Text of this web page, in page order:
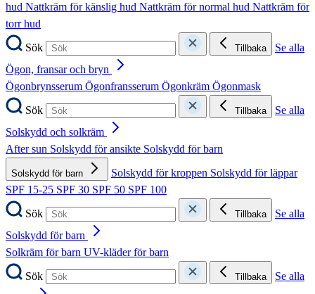
hud Nattkräm för känslig hud Nattkräm för normal hud Nattkräm för
torr hud
Sök
Tillbaka
Se alla
Ögon, fransar och bryn
Ögonbrynsserum Ögonfransserum Ögonkräm Ögonmask
Sök
Tillbaka
Se alla
Solskydd och solkräm
After sun Solskydd för ansikte Solskydd för barn
Solskydd för barn Solskydd för kroppen Solskydd för läppar
SPF 15-25 SPF 30 SPF 50 SPF 100
Sök
Tillbaka
Se alla
Solskydd för barn
Solkräm för barn UV-kläder för barn
Sök
Tillbaka
Se alla